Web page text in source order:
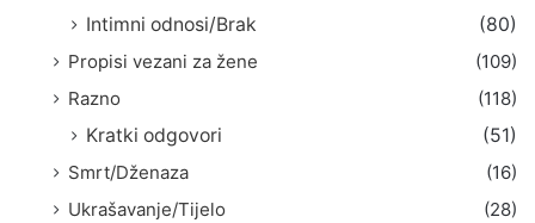
Intimni odnosi/Brak
(80)
Propisi vezani za žene
(109)
Razno
(118)
Kratki odgovori
(51)
Smrt/Dženaza
(16)
Ukrašavanje/Tijelo
(28)